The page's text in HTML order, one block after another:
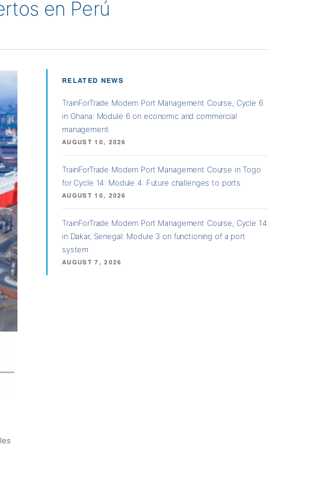
en Perú
RELATED NEWS
TrainForTrade Modern Port Management Course, Cycle 6
in Ghana: Module 6 on economic and commercial
management
AUGUST 10, 2026
TrainForTrade Modern Port Management Course in Togo
for Cycle 14: Module 4: Future challenges to ports
AUGUST 10, 2026
TrainForTrade Modern Port Management Course, Cycle 14
in Dakar, Senegal: Module 3 on functioning of a port
system
AUGUST 7, 2026